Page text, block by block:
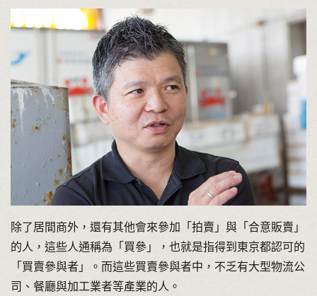
除了居間商外，還有其他會來參加「拍賣」與「合意販賣」
的人，這些人通稱為「買參」，也就是指得到東京都認可的
「買賣參與者」。而這些買賣參與者中，不乏有大型物流公
司、餐廳與加工業者等產業的人。